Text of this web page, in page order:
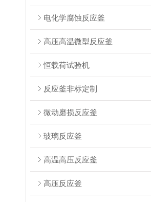
电化学腐蚀反应釜
高压高温微型反应釜
恒载荷试验机
反应釜非标定制
微动磨损反应釜
玻璃反应釜
高温高压反应釜
高压反应釜